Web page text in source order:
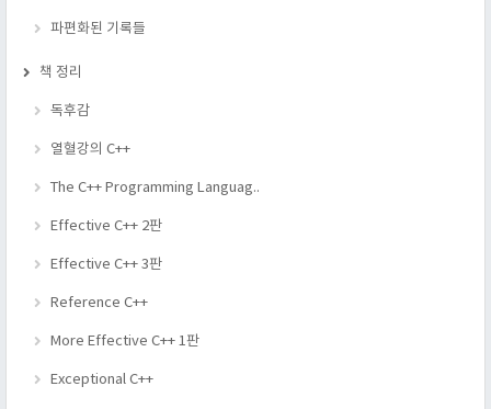
파편화된 기록들
책 정리
독후감
열혈강의 C++
The C++ Programming Languag..
Effective C++ 2판
Effective C++ 3판
Reference C++
More Effective C++ 1판
Exceptional C++